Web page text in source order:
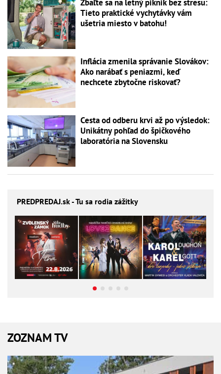
Zbaľte sa na letný piknik bez stresu:
Tieto praktické vychytávky vám
ušetria miesto v batohu!
Inflácia zmenila správanie Slovákov:
Ako narábať s peniazmi, keď
nechcete zbytočne riskovať?
Cesta od odberu krvi až po výsledok:
Unikátny pohľad do špičkového
laboratória na Slovensku
PREDPREDAJ.sk - Tu sa rodia zážitky
ZOZNAM TV